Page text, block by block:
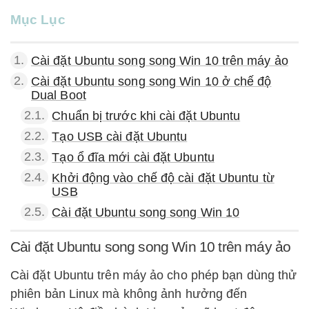
Mục Lục
1. Cài đặt Ubuntu song song Win 10 trên máy ảo
2. Cài đặt Ubuntu song song Win 10 ở chế độ
Dual Boot
2.1. Chuẩn bị trước khi cài đặt Ubuntu
2.2. Tạo USB cài đặt Ubuntu
2.3. Tạo ổ đĩa mới cài đặt Ubuntu
2.4. Khởi động vào chế độ cài đặt Ubuntu từ
USB
2.5. Cài đặt Ubuntu song song Win 10
Cài đặt Ubuntu song song Win 10 trên máy ảo
Cài đặt Ubuntu trên máy ảo cho phép bạn dùng thử
phiên bản Linux mà không ảnh hưởng đến